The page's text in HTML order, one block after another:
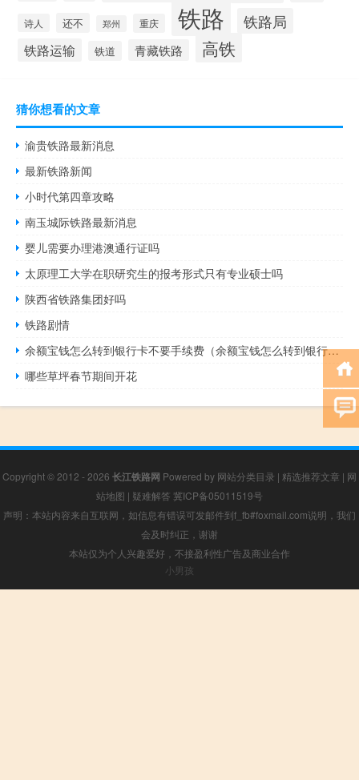
诗人 还不 郑州 重庆 铁路 铁路局
铁路运输 铁道 青藏铁路 高铁
猜你想看的文章
渝贵铁路最新消息
最新铁路新闻
小时代第四章攻略
南玉城际铁路最新消息
婴儿需要办理港澳通行证吗
太原理工大学在职研究生的报考形式只有专业硕士吗
陕西省铁路集团好吗
铁路剧情
余额宝钱怎么转到银行卡不要手续费（余额宝钱怎么转到银行卡）
哪些草坪春节期间开花
Copyright © 2012 - 2026 长江铁路网 Powered by 网站分类目录 | 精选推荐文章 | 网
站地图 | 疑难解答 冀ICP备05011519号
声明：本站内容来自互联网，如信息有错误可发邮件到f_fb#foxmail.com说明，我们
会及时纠正，谢谢
本站仅为个人兴趣爱好，不接盈利性广告及商业合作
小男孩